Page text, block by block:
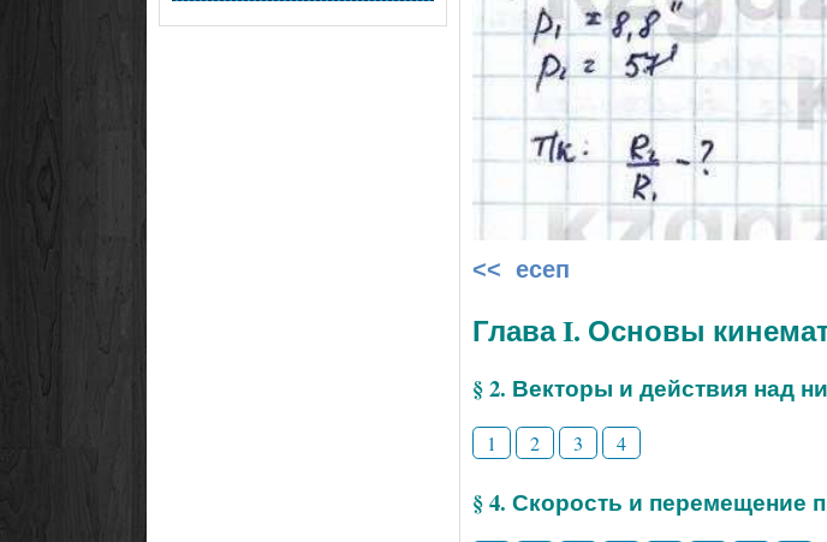
<< есеп
Глава I. Основы
§ 2. Векторы и действия над
1 2 3 4
§ 4. Скорость и перемещение